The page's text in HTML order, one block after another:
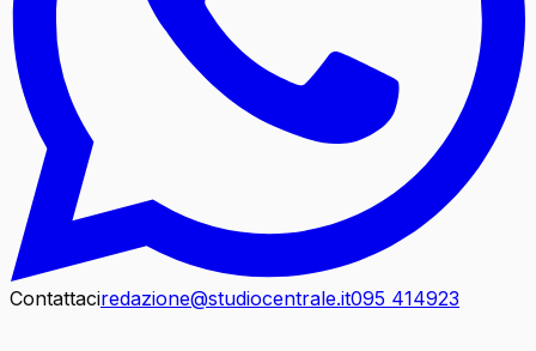
Contattaciredazione@studiocentrale.it095 414923